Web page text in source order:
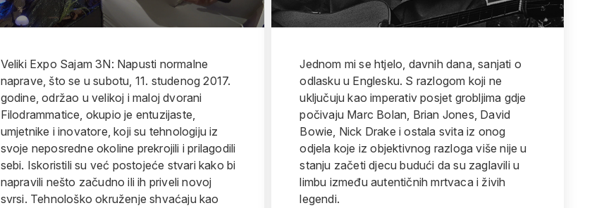
Veliki Expo Sajam 3N: Napusti normalne
naprave, što se u subotu, 11. studenog 2017.
godine, održao u velikoj i maloj dvorani
Filodrammatice, okupio je entuzijaste,
umjetnike i inovatore, koji su tehnologiju iz
svoje neposredne okoline prekrojili i prilagodili
sebi. Iskoristili su već postojeće stvari kako bi
napravili nešto začudno ili ih priveli novoj
svrsi. Tehnološko okruženje shvaćaju kao
Jednom mi se htjelo, davnih dana, sanjati o
odlasku u Englesku. S razlogom koji ne
uključuju kao imperativ posjet grobljima gdje
počivaju Marc Bolan, Brian Jones, David
Bowie, Nick Drake i ostala svita iz onog
odjela koje iz objektivnog razloga više nije u
stanju začeti djecu budući da su zaglavili u
limbu između autentičnih mrtvaca i živih
legendi.